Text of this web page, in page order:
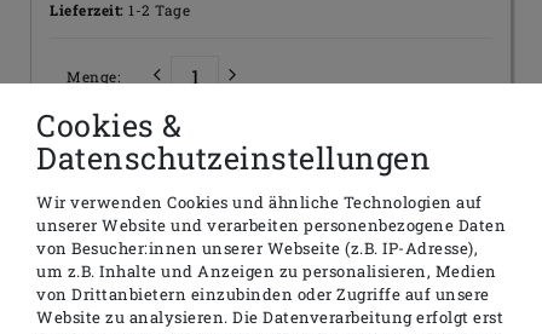
Lieferzeit: 1-2 Tage
Menge:
In den Warenkorb
Beschreibung
Cookies &
Datenschutzeinstellungen
Wir verwenden Cookies und ähnliche Technologien auf
unserer Website und verarbeiten personenbezogene Daten
von Besucher:innen unserer Webseite (z.B. IP-Adresse),
um z.B. Inhalte und Anzeigen zu personalisieren, Medien
von Drittanbietern einzubinden oder Zugriffe auf unsere
Website zu analysieren. Die Datenverarbeitung erfolgt erst